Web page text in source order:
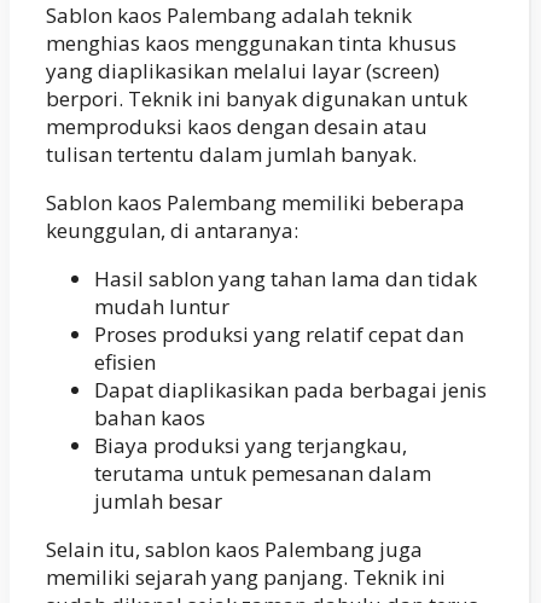
Sablon kaos Palembang adalah teknik
menghias kaos menggunakan tinta khusus
yang diaplikasikan melalui layar (screen)
berpori. Teknik ini banyak digunakan untuk
memproduksi kaos dengan desain atau
tulisan tertentu dalam jumlah banyak.
Sablon kaos Palembang memiliki beberapa
keunggulan, di antaranya:
Hasil sablon yang tahan lama dan tidak
mudah luntur
Proses produksi yang relatif cepat dan
efisien
Dapat diaplikasikan pada berbagai jenis
bahan kaos
Biaya produksi yang terjangkau,
terutama untuk pemesanan dalam
jumlah besar
Selain itu, sablon kaos Palembang juga
memiliki sejarah yang panjang. Teknik ini